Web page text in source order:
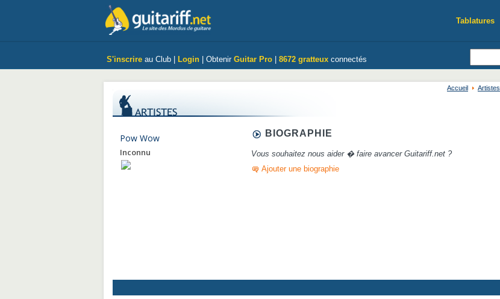
Tablatures
S'inscrire au Club | Login | Obtenir Guitar Pro 8672 gratteux connectés
Accueil Artistes
Pow Wow
Inconnu
BIOGRAPHIE
Vous souhaitez nous aider � faire avancer Guitariff.net ?
Ajouter une biographie